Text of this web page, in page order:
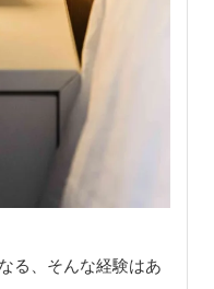
る、そんな経験はあ